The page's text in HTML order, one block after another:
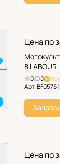
Цена по
8 LABOUR
0 0
Арт.BF05761
Цена по